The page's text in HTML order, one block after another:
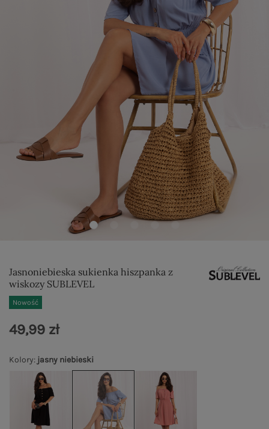
Jasnoniebieska sukienka hiszpanka z
wiskozy SUBLEVEL
Nowość
Kolory: jasny niebieski
49,99 zł